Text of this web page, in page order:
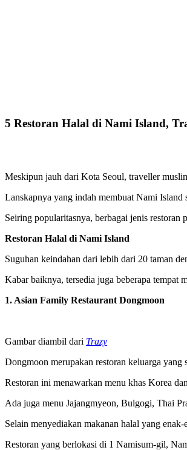
5 Restoran Halal di Nami Island,
Meskipun jauh dari Kota Seoul, traveller
Lanskapnya yang indah membuat Nami
Seiring popularitasnya, berbagai jenis
Restoran Halal di Nami Island
Suguhan keindahan dari lebih dari 20 taman
Kabar baiknya, tersedia juga beberapa tempat
1. Asian Family Restaurant Dongmoon
Gambar diambil dari Trazy
Dongmoon merupakan restoran keluarga
Restoran ini menawarkan menu khas Korea
Ada juga menu Jajangmyeon, Bulgogi, Thai
Selain menyediakan makanan halal yang
Restoran yang berlokasi di 1 Namisum-gil,